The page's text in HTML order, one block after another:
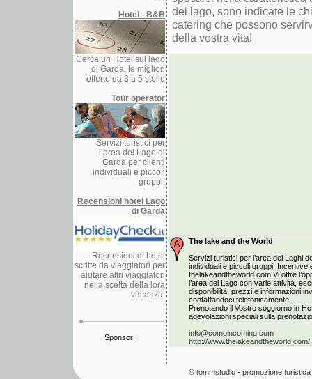
Hotel - B&B
Cerca un Hotel sul lago
di Garda, le migliori
offerte da 3 a 5 stelle
Tour operator
Servizi turistici per
l’area del Lago di
Garda per clienti
individuali e piccoli
gruppi.
Recensioni hotel Lago
di Garda
Recensioni di hotel
scritte da viaggiatori per
aiutare altri viaggiatori
nella scelta della lora
vacanza.
Sponsor:
del lago, sono indicate le
catering che possono
della vostra vita!
The lake and the World
Servizi turistici per l’area dei Laghi
individuali e piccoli gruppi. Incentive
thelakeandtheworld.com Vi offre
l’area del Lago con varie attività,
disponibilità, prezzi e informazioni
contattandoci telefonicamente.
Prenotando il Vostro soggiorno in
agevolazioni speciali sulla
info@comoincoming.com
http://www.thelakeandtheworld.com/
© tommstudio - promozione turistica